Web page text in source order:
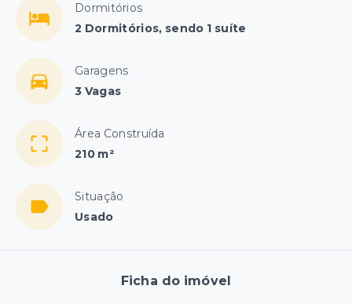
Dormitórios
2 Dormitórios, sendo 1 suíte
Garagens
3 Vagas
Área Construída
210 m²
Situação
Usado
Ficha do imóvel